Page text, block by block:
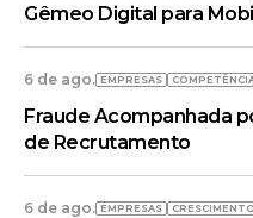
Gêmeo Digital para
6 de ago. EMPRESAS
Fraude Acompanhada
de Recrutamento
6 de ago. EMPRESAS